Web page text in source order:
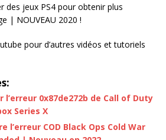
des jeux PS4 pour obtenir plus
| NOUVEAU 2020 !
pour d’autres vidéos et tutoriels
0x87de272b de Call of Duty
Series X
l’erreur COD Black Ops Cold War